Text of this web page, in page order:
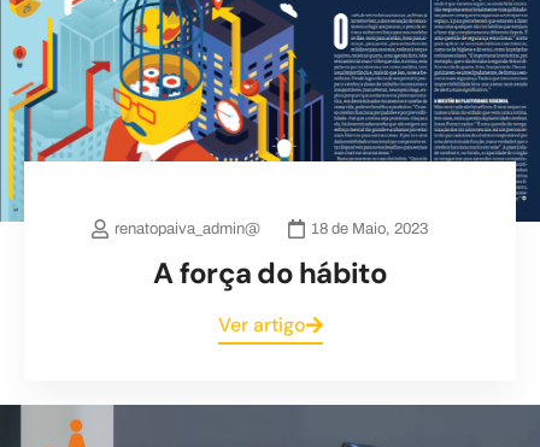
renatopaiva_admin@ 18 de Maio, 2023
A força do hábito
Ver artigo